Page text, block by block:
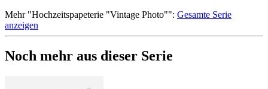
Mehr"Hochzeitspapeterie "Vintage Photo"": Gesamte Serie
anzeigen
Noch mehr aus dieser Serie